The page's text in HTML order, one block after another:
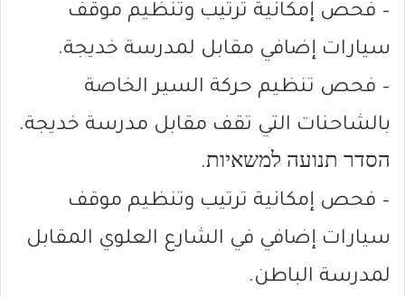
– فحص إمكانية ترتيب وتنظيم موقف
سيارات إضافي مقابل لمدرسة خديجة.
– فحص تنظيم حركة السير الخاصة
بالشاحنات التي تقف مقابل مدرسة خديجة.
הסדר תנועה למשאיות.
– فحص إمكانية ترتيب وتنظيم موقف
سيارات إضافي في الشارع العلوي المقابل
لمدرسة الباطن.